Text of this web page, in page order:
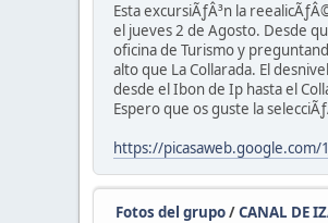
Esta excursiÃƒÂ³n la
el jueves 2 de Agosto. Desde
oficina de Turismo y
alto que La Collarada. El
desde el Ibon de Ip hasta el
Espero que os guste la
https://
Fotos del grupo/CANAL DE